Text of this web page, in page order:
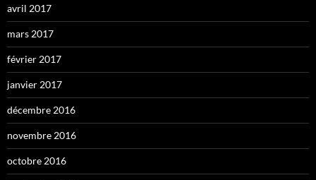
avril 2017
mars 2017
février 2017
janvier 2017
décembre 2016
novembre 2016
octobre 2016